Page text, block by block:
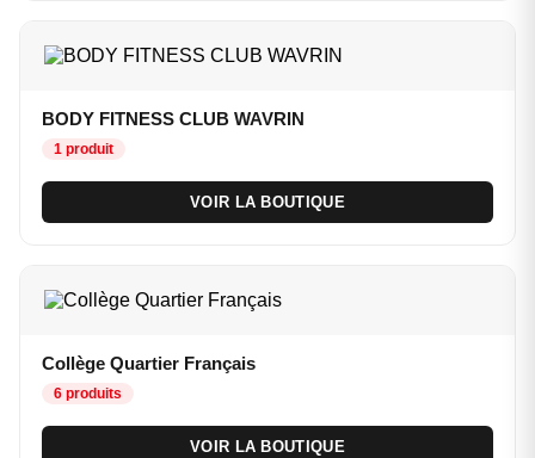
BODY FITNESS CLUB WAVRIN
1 produit
VOIR LA BOUTIQUE
Collège Quartier Français
6 produits
VOIR LA BOUTIQUE